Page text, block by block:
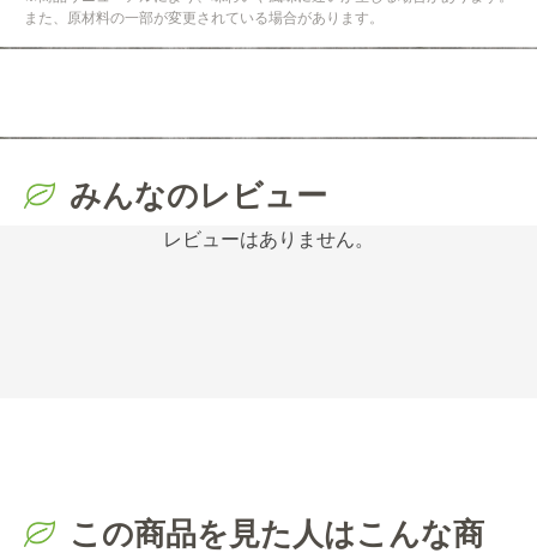
また、原材料の一部が変更されている場合があります。
みんなのレビュー
レビューはありません。
この商品を見た人はこんな商